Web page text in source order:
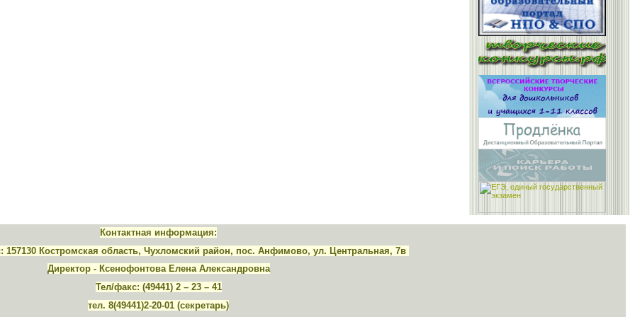
Контактная информация:
157130 Костромская область, Чухломский район, пос. Анфимово, ул. Центральная, 7в
Директор - Ксенофонтова Елена Александровна
Тел/факс: (49441) 2 – 23 – 41
тел. 8(49441)2-20-01 (секретарь)